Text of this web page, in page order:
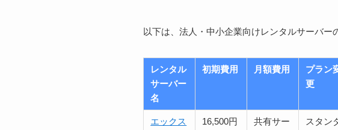
以下は、法人・中小企業向けレンタルサーバ
レンタル
サーバー
名
初期費用 月額費用
プラン
更
エックス
16,500円
共有サー
スタン